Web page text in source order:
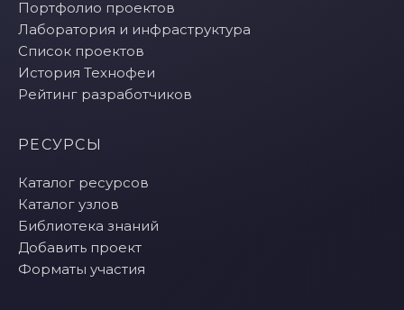
Портфолио проектов
Лаборатория и инфраструктура
Список проектов
История Технофеи
Рейтинг разработчиков
РЕСУРСЫ
Каталог ресурсов
Каталог узлов
Библиотека знаний
Добавить проект
Форматы участия